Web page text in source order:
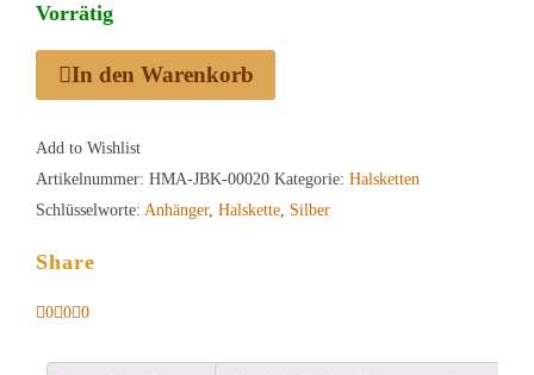
Vorrätig
In den Warenkorb
Add to Wishlist
Artikelnummer: HMA-JBK-00020 Kategorie: Halsketten
Schlüsselworte: Anhänger, Halskette, Silber
Share
0 0 0